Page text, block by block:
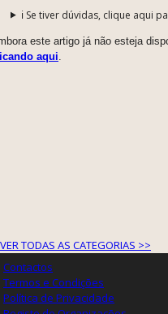
ℹ️ Se tiver dúvidas, clique aqui
este artigo já não esteja
aqui
VER TODAS AS CATEGORIAS >>
Contactos
Termos e Condições
Política de Privacidade